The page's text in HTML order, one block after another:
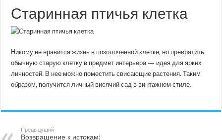
Старинная птичья клетка
Никому не нравится жизнь в позолоченной клетке, но превратить
обычную старую клетку в предмет интерьера — идея для ярких
личностей. В нее можно поместить свисающие растения. Таким
образом, получится личный висячий сад в винтажном стиле.
Предыдущий
Возвращение к истокам: